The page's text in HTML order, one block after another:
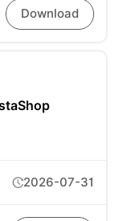
Download
2026-07-31